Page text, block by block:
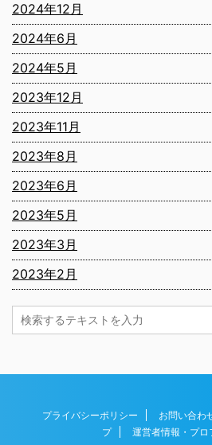
2024年12月
2024年6月
2024年5月
2023年12月
2023年11月
2023年8月
2023年6月
2023年5月
2023年3月
2023年2月
プライバシーポリシー お問い合わ
プ
運営者情報・プロ